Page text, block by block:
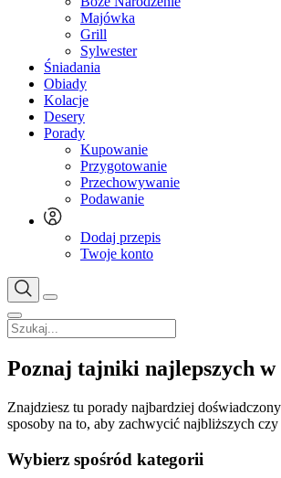
Majówka
Grill
Sylwester
Śniadania
Obiady
Kolacje
Desery
Porady
Kupowanie
Przygotowanie
Przechowywanie
Podawanie
Dodaj przepis
Twoje konto
Poznaj tajniki najlepszych
Znajdziesz tu porady najbardziej
sposoby na to, aby zachwycić najbliższych
Wybierz spośród kategorii